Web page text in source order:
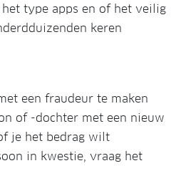
type apps en of het veilig
keren
een fraudeur te maken
of -dochter met een nieuw
je het bedrag wilt
in kwestie, vraag het